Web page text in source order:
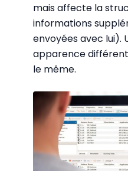
mais affecte la
informations
envoyées avec lui).
apparence
le même.